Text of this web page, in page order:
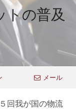
トの普及
メール
回我が国の物流